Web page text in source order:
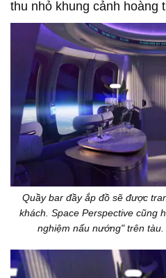
thu nhỏ khung cảnh hoàng
Quầy bar đầy ắp đồ sẽ được
khách. Space Perspective cũng
nghiệm nấu nướng" trên tàu.